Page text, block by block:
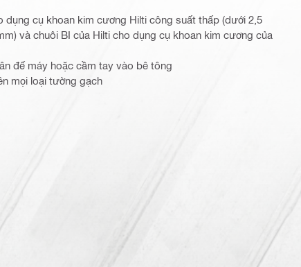
dụng cụ khoan kim cương Hilti công suất thấp (dưới 2,5
và chuôi BI của Hilti cho dụng cụ khoan kim cương của
đế máy hoặc cầm tay vào bê tông
mọi loại tường gạch